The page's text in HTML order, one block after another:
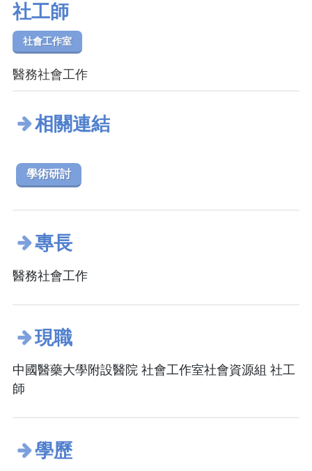
社工師
社會工作室
醫務社會工作
相關連結
學術研討
專長
醫務社會工作
現職
中國醫藥大學附設醫院 社會工作室社會資源組 社工
師
學歷